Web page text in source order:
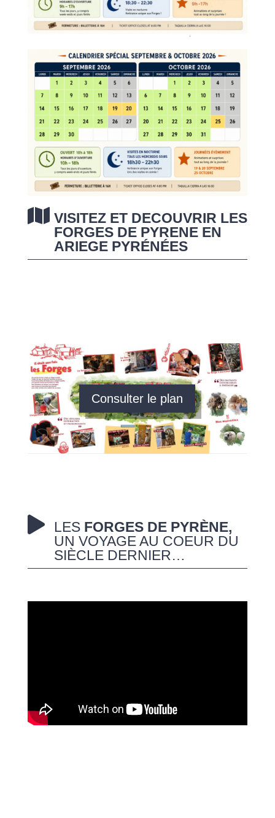
 VISITEZ ET DECOUVRIR LES
FORGES DE PYRENE EN
ARIEGE PYRÉNÉES
Consulter le plan
 LES FORGES DE PYRÈNE,
UN VOYAGE AU COEUR DU
SIÈCLE DERNIER…